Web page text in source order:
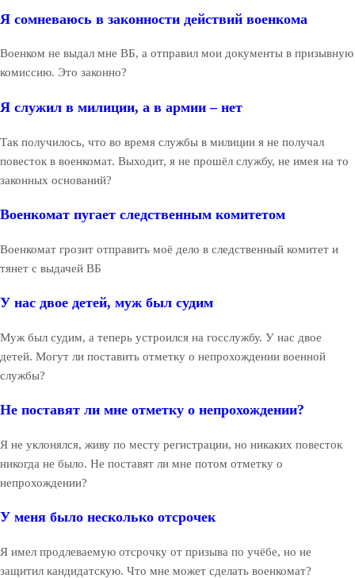
Я сомневаюсь в законности действий военкома
Военком не выдал мне ВБ, а отправил мои документы в призывную
комиссию. Это законно?
Я служил в милиции, а в армии – нет
Так получилось, что во время службы в милиции я не получал
повесток в военкомат. Выходит, я не прошёл службу, не имея на то
законных оснований?
Военкомат пугает следственным комитетом
Военкомат грозит отправить моё дело в следственный комитет и
тянет с выдачей ВБ
У нас двое детей, муж был судим
Муж был судим, а теперь устроился на госслужбу. У нас двое
детей. Могут ли поставить отметку о непрохождении военной
службы?
Не поставят ли мне отметку о непрохождении?
Я не уклонялся, живу по месту регистрации, но никаких повесток
никогда не было. Не поставят ли мне потом отметку о
непрохождении?
У меня было несколько отсрочек
Я имел продлеваемую отсрочку от призыва по учёбе, но не
защитил кандидатскую. Что мне может сделать военкомат?